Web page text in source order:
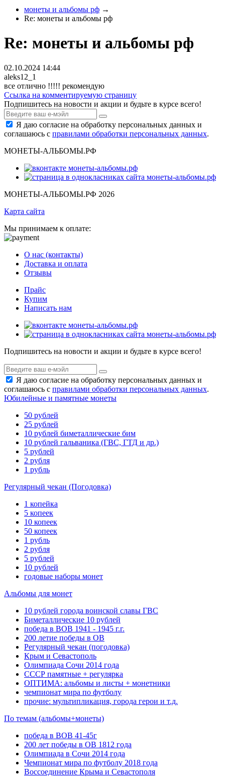
монеты и альбомы рф →
Re: монеты и альбомы рф
Re: монеты и альбомы рф
02.10.2024 14:44
aleks12_1
все отлично !!!!! рекомендую
Ссылка на комментируемую страницу
Подпишитесь на новости и акции и будьте в курсе всего!
Я даю согласие на обработку персональных данных и
соглашаюсь с правилами обработки персональных данных.
МОНЕТЫ-АЛЬБОМЫ.РФ
МОНЕТЫ-АЛЬБОМЫ.РФ 2026
Карта сайта
Мы принимаем к оплате:
О нас (контакты)
Доставка и оплата
Отзывы
Прайс
Купим
Написать нам
Подпишитесь на новости и акции и будьте в курсе всего!
Я даю согласие на обработку персональных данных и
соглашаюсь с правилами обработки персональных данных.
Юбилейные и памятные монеты
50 рублей
25 рублей
10 рублей биметаллические бим
10 рублей гальваника (ГВС, ГТД и др.)
5 рублей
2 рубля
1 рубль
Регулярный чекан (Погодовка)
1 копейка
5 копеек
10 копеек
50 копеек
1 рубль
2 рубля
5 рублей
10 рублей
годовые наборы монет
Альбомы для монет
10 рублей города воинской славы ГВС
Биметаллические 10 рублей
победа в ВОВ 1941 - 1945 г.г.
200 летие победы в ОВ
Регулярный чекан (погодовка)
Крым и Севастополь
Олимпиада Сочи 2014 года
СССР памятные + регулярка
ОПТИМА: альбомы и листы + монетники
чемпионат мира по футболу
прочие: мультипликация, города герои и т.д.
По темам (альбомы+монеты)
победа в ВОВ 41-45г
200 лет победы в ОВ 1812 года
Олимпиада в Сочи 2014 года
Чемпионат мира по футболу 2018 года
Воссоединение Крыма и Севастополя